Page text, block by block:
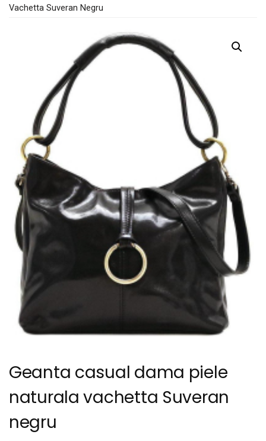
Vachetta Suveran Negru
Geanta casual dama piele
naturala vachetta Suveran
negru